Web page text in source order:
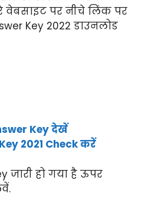
वेबसाइट पर नीचे लिंक पर
Key 2022 डाउनलोड
Key देखें
2021 Check करें
जारी हो गया है ऊपर